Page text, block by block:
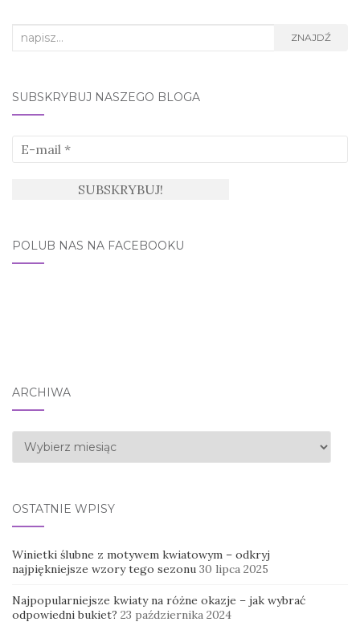
Search
ZNAJDŹ
SUBSKRYBUJ NASZEGO BLOGA
POLUB NAS NA FACEBOOKU
ARCHIWA
Archiwa
OSTATNIE WPISY
Winietki ślubne z motywem kwiatowym – odkryj
najpiękniejsze wzory tego sezonu 30 lipca 2025
Najpopularniejsze kwiaty na różne okazje – jak wybrać
odpowiedni bukiet? 23 października 2024